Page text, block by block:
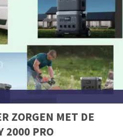
ZORGEN MET DE
2000 PRO